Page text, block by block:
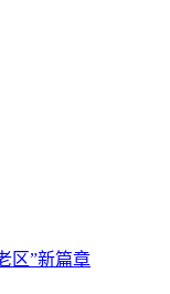
区”新篇章